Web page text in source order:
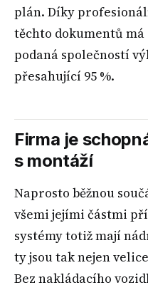
plán. Díky
těchto dokumentů má
podaná společností
přesahující 95 %.
Firma je
s montáží
Naprosto běžnou
všemi jejími částmi
systémy totiž mají
ty jsou tak nejen
Bez nakládacího